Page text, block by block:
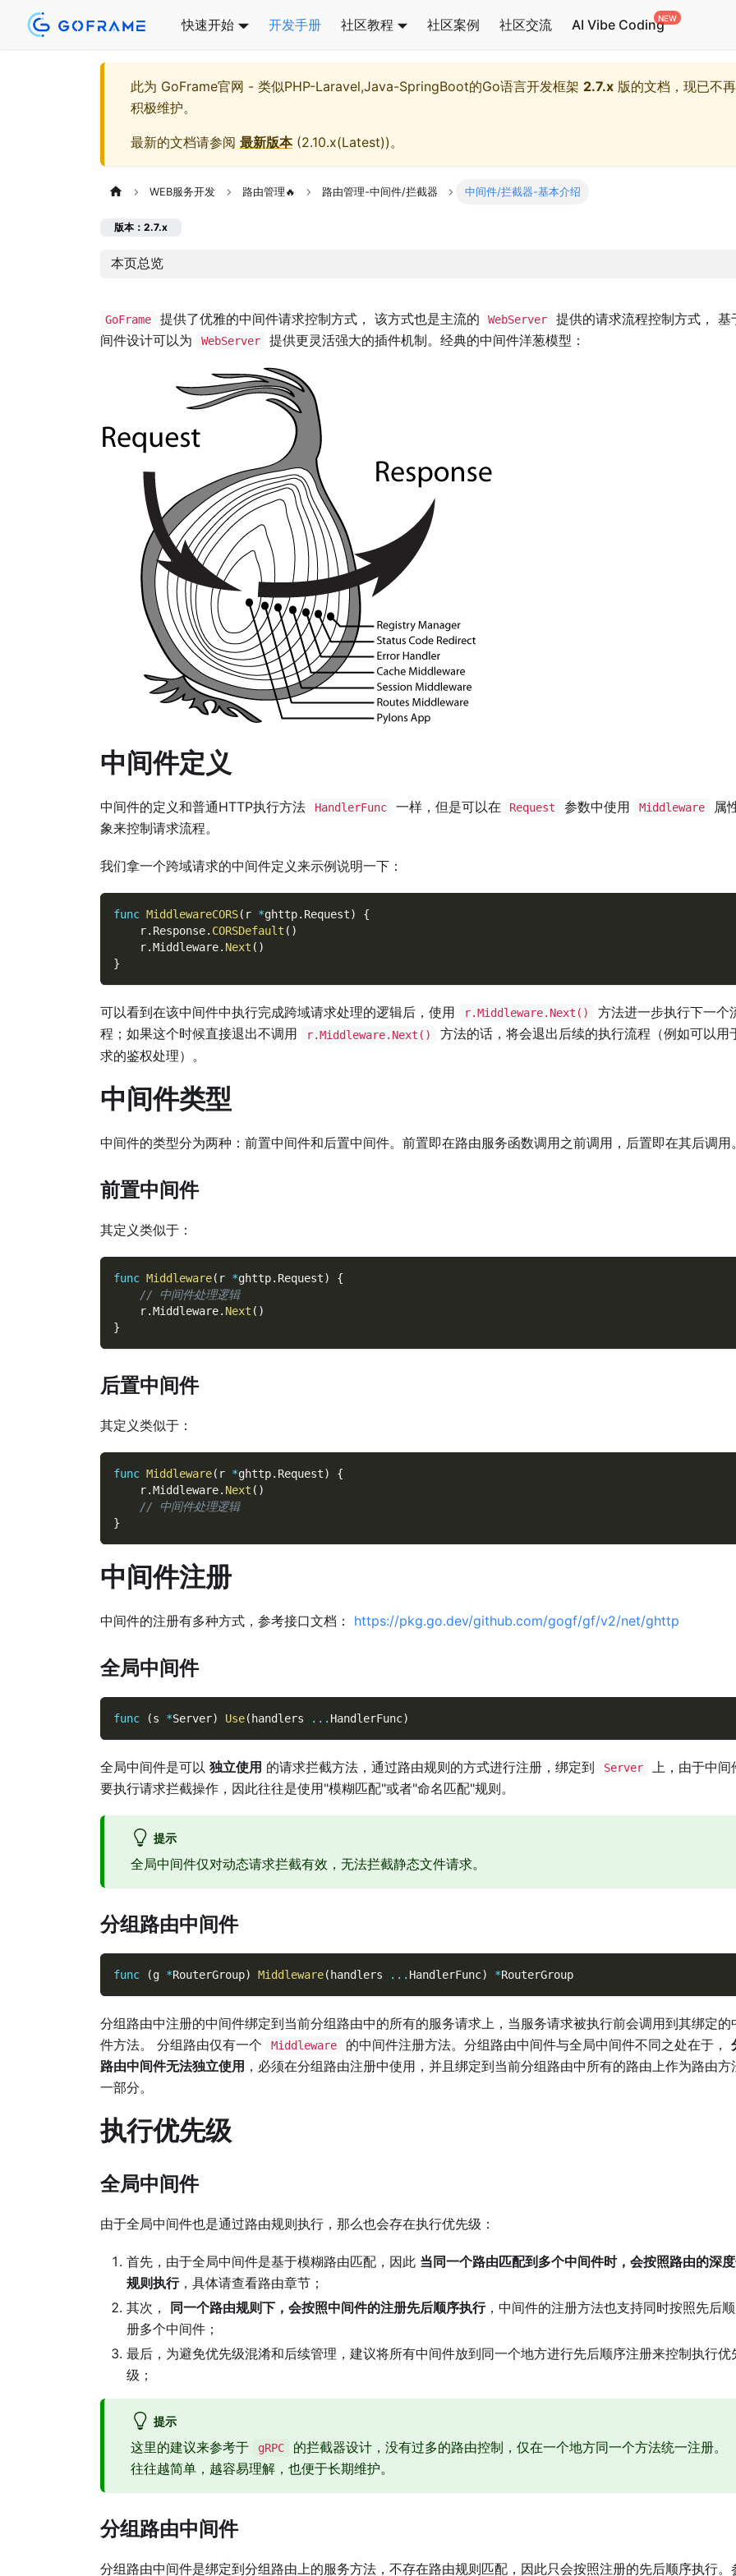
快速开始 开发手册 社区教程 社区案例 社区交流 AI Vibe Coding
此为 GoFrame官网 - 类似PHP-Laravel,Java-SpringBoot的Go语言开发框架 2.7.x 版的文档，现已不再
积极维护。
最新的文档请参阅 最新版本(2.10.x(Latest))。
WEB服务开发 路由管理🔥 路由管理-中间件/拦截器 中间件/拦截器-基本介绍
版本：2.7.x
本页总览
GoFrame 提供了优雅的中间件请求控制方式， 该方式也是主流的 WebServer
提供的请求流程控制方式， 基
间件设计可以为
WebServer 提供更灵活强大的插件机制。经典的中间件洋葱模型：
中间件定义
中间件的定义和普通HTTP执行方法 HandlerFunc 一样，但是可以在 Request 参数中使用 Middleware
属
象来控制请求流程。
我们拿一个跨域请求的中间件定义来示例说明一下：
func MiddlewareCORS( r *ghttp. Request)
{
    r
. Response. CORSDefault ( )
    r
.Middleware. Next ( )
}
可以看到在该中间件中执行完成跨域请求处理的逻辑后，使用 r.Middleware.Next()
方法进一步执行下一个
程；如果这个时候直接退出不调用
r.Middleware.Next()
方法的话，将会退出后续的执行流程（例如可以用
求的鉴权处理）。
中间件类型
中间件的类型分为两种：前置中间件和后置中间件。前置即在路由服务函数调用之前调用，后置即在其后调用
前置中间件
其定义类似于：
func Middleware( r *ghttp. Request)
{
// 中间件处理逻辑
    r
.Middleware. Next ( )
}
后置中间件
其定义类似于：
func Middleware( r *ghttp. Request)
{
    r
.Middleware. Next ( )
// 中间件处理逻辑
}
中间件注册
中间件的注册有多种方式，参考接口文档： https://pkg.go.dev/github.com/gogf/gf/v2/net/ghttp
全局中间件
func (s *Server) Use(handlers ... HandlerFunc)
全局中间件是可以 独立使用 的请求拦截方法，通过路由规则的方式进行注册，绑定到 Server
上，由于中间
要执行请求拦截操作，因此往往是使用"模糊匹配"或者"命名匹配"规则。
提示
全局中间件仅对动态请求拦截有效，无法拦截静态文件请求。
分组路由中间件
func (g *RouterGroup) Middleware( handlers ... HandlerFunc) *RouterGroup
分组路由中注册的中间件绑定到当前分组路由中的所有的服务请求上，当服务请求被执行前会调用到其绑定的
件方法。 分组路由仅有一个
Middleware 的中间件注册方法。分组路由中间件与全局中间件不同之处在于，
路由中间件无法独立使用 ，必须在分组路由注册中使用，并且绑定到当前分组路由中所有的路由上作为路由方
一部分。
执行优先级
全局中间件
由于全局中间件也是通过路由规则执行，那么也会存在执行优先级：
首先，由于全局中间件是基于模糊路由匹配，因此 当同一个路由匹配到多个中间件时，会按照路由的深
规则执行，具体请查看路由章节；
其次， 同一个路由规则下，会按照中间件的注册先后顺序执行，中间件的注册方法也支持同时按照先后
册多个中间件；
最后，为避免优先级混淆和后续管理，建议将所有中间件放到同一个地方进行先后顺序注册来控制执行优
级；
提示
这里的建议来参考于 gRPC
的拦截器设计，没有过多的路由控制，仅在一个地方同一个方法统一注册。
往往越简单，越容易理解，也便于长期维护。
分组路由中间件
分组路由中间件是绑定到分组路由上的服务方法，不存在路由规则匹配，因此只会按照注册的先后顺序执行。